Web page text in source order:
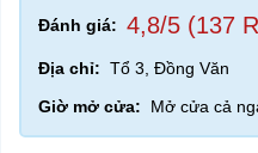
Đánh giá: 4,8/5 (137
Địa chỉ: Tổ 3, Đồng Văn
Giờ mở cửa:
Mở cửa cả